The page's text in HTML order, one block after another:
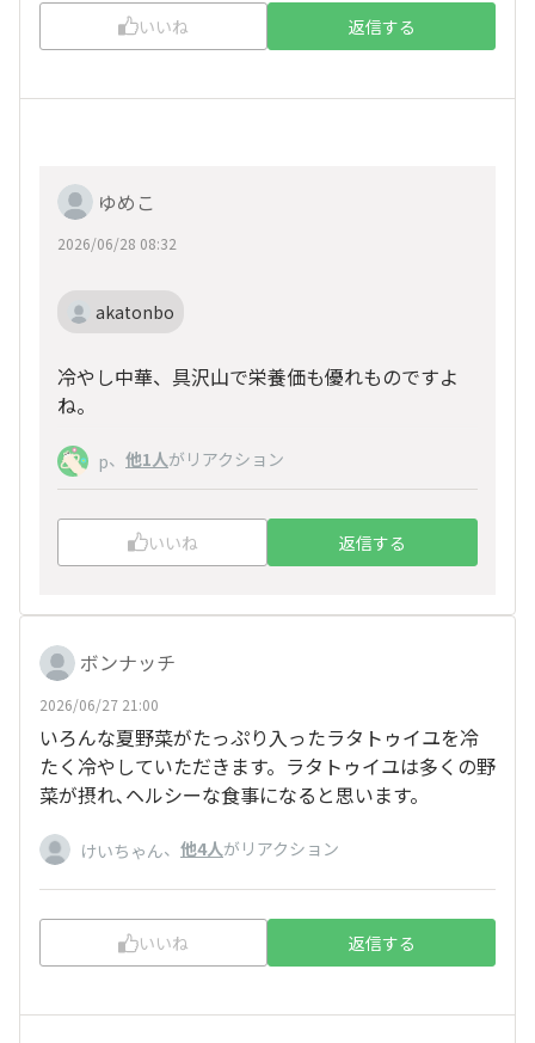
いいね 返信する
ゆめこ
2026/06/28 08:32
akatonbo
冷やし中華、具沢山で栄養価も優れものですよ
ね。
p、 他1人がリアクション
いいね 返信する
ボンナッチ
2026/06/27 21:00
いろんな夏野菜がたっぷり入ったラタトゥイユを冷
たく冷やしていただきます。ラタトゥイユは多くの野
菜が摂れ､ヘルシーな食事になると思います。
けいちゃん、 他4人がリアクション
いいね 返信する